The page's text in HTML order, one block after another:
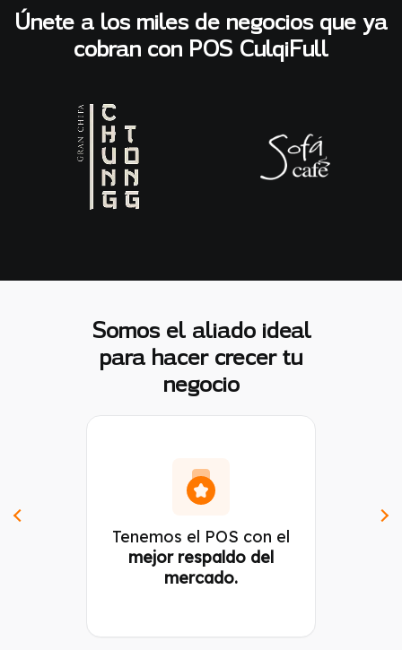
Únete a los miles de negocios que ya
cobran con POS CulqiFull
Somos el aliado ideal
para hacer crecer tu
negocio
Tenemos el POS con el
mejor respaldo del
mercado.